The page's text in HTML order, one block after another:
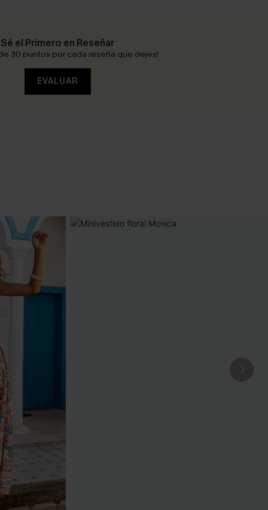
Sé el Primero en Reseñar
30 puntos por cada reseña que dejes!
EVALUAR